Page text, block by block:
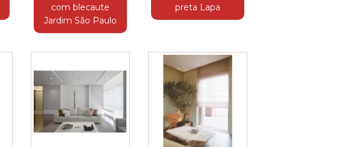
com blecaute
Jardim São Paulo
preta Lapa